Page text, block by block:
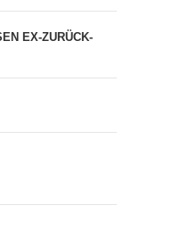
EX-ZURÜCK-